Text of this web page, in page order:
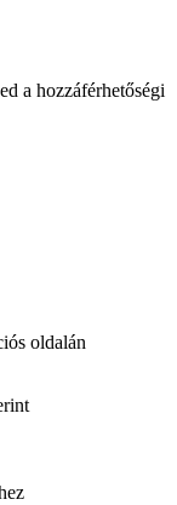
a hozzáférhetőségi
oldalán